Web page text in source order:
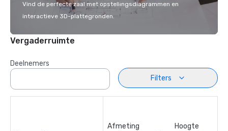
Vind de perfecte zaal met opstellingsdiagrammen en
interactieve 3D-plattegronden.
Vergaderruimte
Deelnemers
Filters
Afmeting
Hoogte